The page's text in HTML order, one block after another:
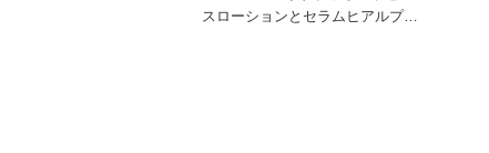
スローションとセラムヒアルプラ